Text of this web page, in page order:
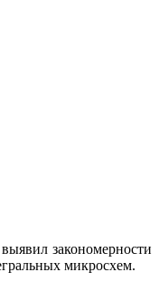
закономерности
микросхем.